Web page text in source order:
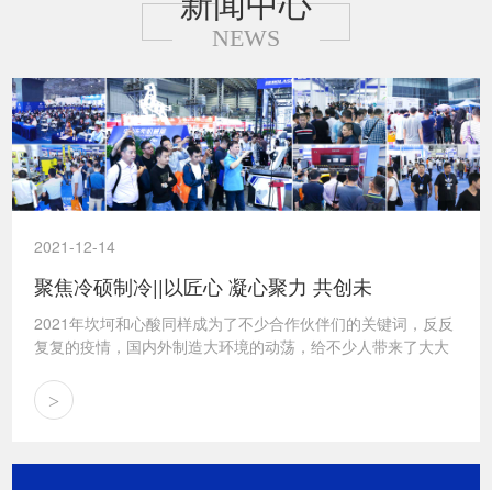
NEWS
2021-12-14
聚焦冷硕制冷||以匠心 凝心聚力 共创未
2021年坎坷和心酸同样成为了不少合作伙伴们的关键词，反反
复复的疫情，国内外制造大环境的动荡，给不少人带来了大大
展暨工业自动化及机器人...
>